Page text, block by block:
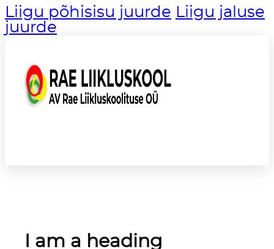
Liigu põhisisu juurde Liigu jaluse
juurde
I am a heading